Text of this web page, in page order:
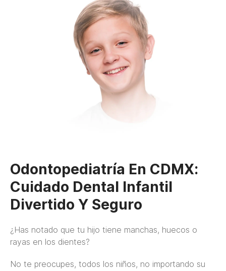
Odontopediatría En CDMX:
Cuidado Dental Infantil
Divertido Y Seguro
¿Has notado que tu hijo tiene manchas, huecos o
rayas en los dientes?
No te preocupes, todos los niños, no importando su